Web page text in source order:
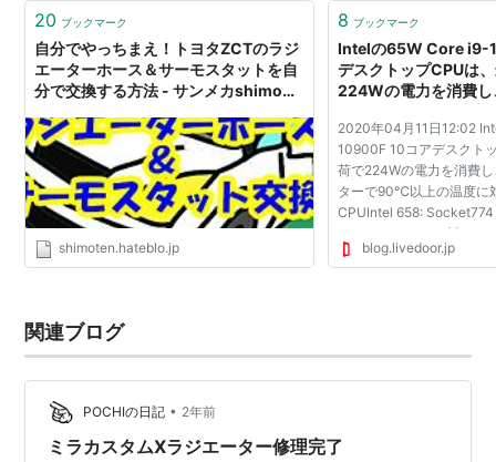
20 ブックマーク
自分でやっちまえ！トヨタZCTのラジ
エーターホース＆サーモスタットを自
分で交換する方法 - サンメカshimoの
shimoten.hateblo.jp
8 ブックマーク
Intelの65W Core i9-
デスクトップCPUは
224Wの電力を消費
PCパーツまとめ
2020年04月11日12:02
10900F 10コアデスクト
荷で224Wの電力を消費
ターで90℃以上の温度に
CPUIntel 658:
tpvz) 2020/04/11(土)
ID:eSvW/kxs0 Intel’s
blog.livedoor.jp
関連ブログ
POCHIの日記 • 2年前
ミラカスタムXラジエーター修理完了